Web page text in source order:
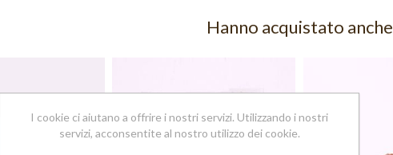
IN
Hanno acquistato anche
I cookie ci aiutano a offrire i nostri servizi. Utilizzando i nostri
servizi, acconsentite al nostro utilizzo dei cookie.